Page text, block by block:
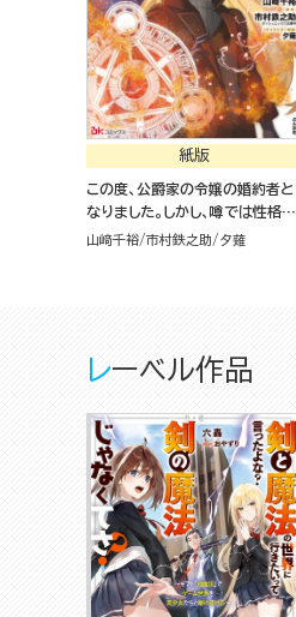
紙版
この度、公爵家の令嬢の婚約者と
なりました。しかし、噂では性格が
悪く、十歳も年上です。（１）
山﨑千裕 市村鉄之助 夕薙
レーベル作品